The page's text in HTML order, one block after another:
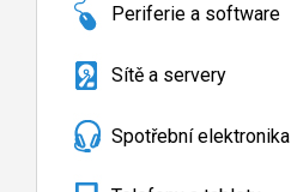
Periferie a software
Sítě a servery
Spotřební elektronika